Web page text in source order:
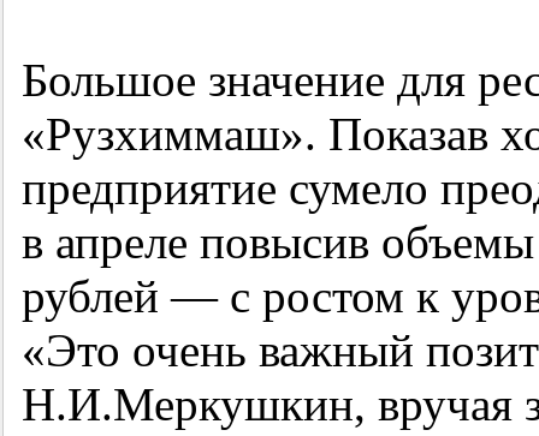
Большое значение для
«Рузхиммаш». Показав
предприятие сумело
в апреле повысив
рублей — с ростом к
«Это очень важный
Н.И.Меркушкин, вручая